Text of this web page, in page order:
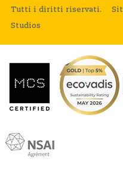
Tutti i diritti riservati.
Studios